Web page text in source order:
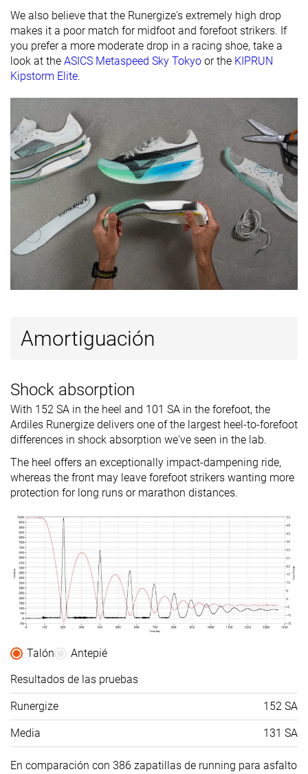
del talón
Placa Placa de carbono Placa de carbono Placa de
Rocker
Talón
laboratorio
Talón marca
39.9 mm 39.3 mm
40.0 mm
37.6 mm
40.0 mm
Antepié
laboratorio
Antepié
25.1 mm 28.6 mm
32.0 mm
26.4 mm
32.0 mm
Anchuras
disponibles
Estándar
Estándar
Ancho
Estándar
Orthotic
friendly
Clasificación #190 #86 #56
Popularidad #360 3% inferior #18 Top 5% #97 Top 27%
We also believe that the Runergize's extremely high drop
makes it a poor match for midfoot and forefoot strikers. If
you prefer a more moderate drop in a racing shoe, take a
look at the ASICS Metaspeed Sky Tokyo or the KIPRUN
Kipstorm Elite.
Amortiguación
Shock absorption
With 152 SA in the heel and 101 SA in the forefoot, the
Ardiles Runergize delivers one of the largest heel-to-forefoot
differences in shock absorption we've seen in the lab.
The heel offers an exceptionally impact-dampening ride,
whereas the front may leave forefoot strikers wanting more
protection for long runs or marathon distances.
Talón
Antepié
Resultados de las pruebas
Runergize 152 SA
Media 131 SA
En comparación con 386 zapatillas de running para asfalto